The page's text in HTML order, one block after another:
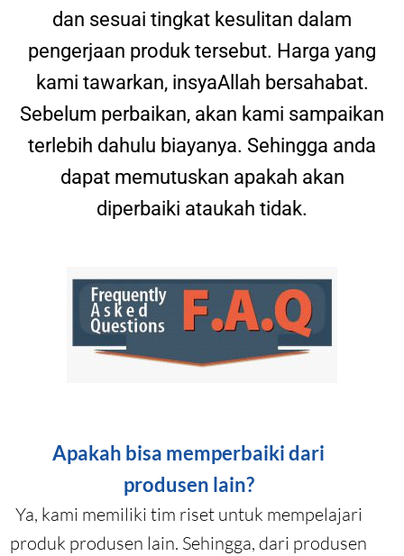
dan sesuai tingkat kesulitan dalam
pengerjaan produk tersebut. Harga yang
kami tawarkan, insyaAllah bersahabat.
Sebelum perbaikan, akan kami sampaikan
terlebih dahulu biayanya. Sehingga anda
dapat memutuskan apakah akan
diperbaiki ataukah tidak.
Apakah bisa memperbaiki dari
produsen lain?
Ya, kami memiliki tim riset untuk mempelajari
produk produsen lain. Sehingga, dari produsen